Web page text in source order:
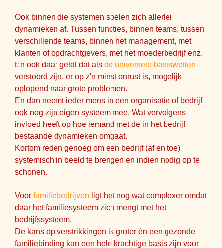
Ook binnen die systemen spelen zich allerlei
dynamieken af. Tussen functies, binnen teams, tussen
verschillende teams, binnen het management, met
klanten of opdrachtgevers, met het moederbedrijf enz.
En ook daar geldt dat als de universele basiswetten
verstoord zijn, er op z'n minst onrust is, mogelijk
oplopend naar grote problemen.
En dan neemt ieder mens in een organisatie of bedrijf
ook nog zijn eigen systeem mee. Wat vervolgens
invloed heeft op hoe iemand met de in het bedrijf
bestaande dynamieken omgaat.
Kortom reden genoeg om een bedrijf (af en toe)
systemisch in beeld te brengen en indien nodig op te
schonen.
Voor familiebedrijven ligt het nog wat complexer omdat
daar het familiesysteem zich mengt met het
bedrijfssysteem.
De kans op verstrikkingen is groter én een gezonde
familiebinding kan een hele krachtige basis zijn voor